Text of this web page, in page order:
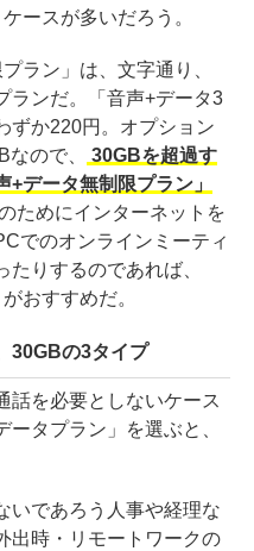
ースが多いだろう。
ラン」は、文字通り、
ランだ。「音声+データ3
ずか220円。オプション
ので、
30GBを超過す
データ無制限プラン」
ためにインターネットを
でのオンラインミーティ
りするのであれば、
おすすめだ。
30GBの3タイプ
を必要としないケース
タプラン」を選ぶと、
であろう人事や経理な
出時・リモートワークの